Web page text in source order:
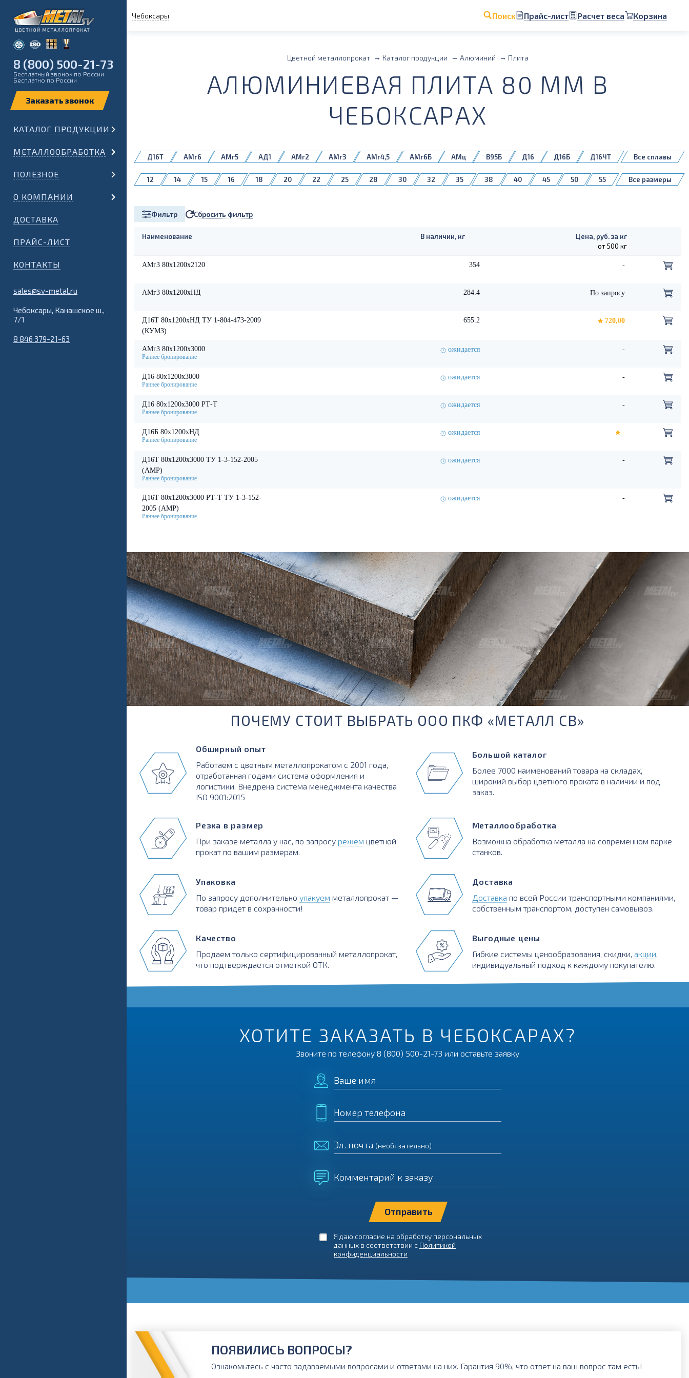
Чебоксары Поиск Прайс-лист Расчет веса Корзина
8 (800) 500-21-73
Бесплатный звонок по России
Бесплатно по России
КАТАЛОГ ПРОДУКЦИИ
МЕТАЛЛООБРАБОТКА
ПОЛЕЗНОЕ
О КОМПАНИИ
ДОСТАВКА
ПРАЙС-ЛИСТ
КОНТАКТЫ
sales@sv-metal.ru
Чебоксары, Канашское ш.,
7/1
8 846 379-21-63
Цветной металлопрокат Каталог продукции Алюминий Плита
АЛЮМИНИЕВАЯ ПЛИТА 80 ММ В
ЧЕБОКСАРАХ
Д16Т АМг6 АМг5 АД1 АМг2 АМг3 АМг4,5 АМг6Б АМц В95Б Д16 Д16Б
Д16ЧТ
Все сплавы
12 14 15 16 18 20 22 25 28 30 32 35 38 40 45 50
55
Все размеры
Фильтр Сбросить фильтр
Наименование В наличии, кг
Цена, руб. за кг
от 500 кг
АМг3 80х1200х2120 354 -
АМг3 80х1200хНД 284.4 По запросу
Д16Т 80х1200хНД ТУ 1-804-473-2009
(КУМЗ)
655.2 720,00
АМг3 80х1200х3000 ожидается -
Д16 80х1200х3000 ожидается -
Д16 80х1200х3000 РТ-Т ожидается -
Д16Б 80х1200хНД ожидается -
Д16Т 80х1200х3000 ТУ 1-3-152-2005
(АМР)
ожидается -
Д16Т 80х1200х3000 РТ-Т ТУ 1-3-152-
2005 (АМР)
ожидается -
ПОЧЕМУ СТОИТ ВЫБРАТЬ ООО ПКФ «МЕТАЛЛ СВ»
Обширный опыт
Работаем с цветным металлопрокатом с 2001 года,
отработанная годами система оформления и
логистики. Внедрена система менеджмента качества
ISO 9001:2015
Резка в размер
При заказе металла у нас, по запросу режем цветной
прокат по вашим размерам.
Упаковка
По запросу дополнительно упакуем металлопрокат —
товар придет в сохранности!
Качество
Продаем только сертифицированный металлопрокат,
что подтверждается отметкой ОТК.
Большой каталог
Более 7000 наименований товара на складах,
широкий выбор цветного проката в наличии и под
заказ.
Металлообработка
Возможна обработка металла на современном парке
станков.
Доставка
Доставка по всей России транспортными компаниями,
собственным транспортом, доступен самовывоз.
Выгодные цены
Гибкие системы ценообразования, скидки, акции
индивидуальный подход к каждому покупателю.
ХОТИТЕ ЗАКАЗАТЬ В ЧЕБОКСАРАХ?
Звоните по телефону 8 (800) 500-21-73 или оставьте заявку
Ваше имя
Номер телефона
Эл. почта (необязательно)
Комментарий к заказу
Я даю согласие на обработку персональных
данных в соответствии с Политикой
конфиденциальности
ПОЯВИЛИСЬ ВОПРОСЫ?
Ознакомьтесь с часто задаваемыми вопросами и ответами на них. Гарантия 90%, что ответ на ваш вопрос там есть!